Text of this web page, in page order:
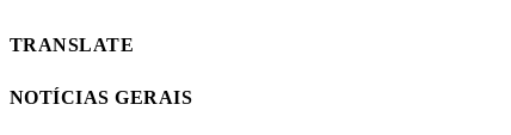
TRANSLATE
NOTÍCIAS GERAIS